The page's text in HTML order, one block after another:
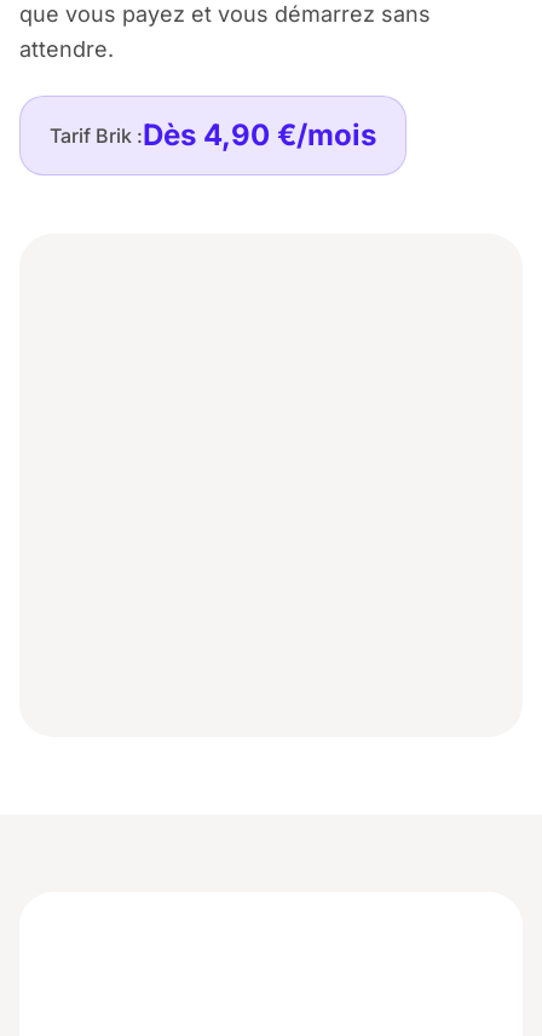
que vous payez et vous démarrez sans
attendre.
Tarif Brik :Dès 4,90 €/mois